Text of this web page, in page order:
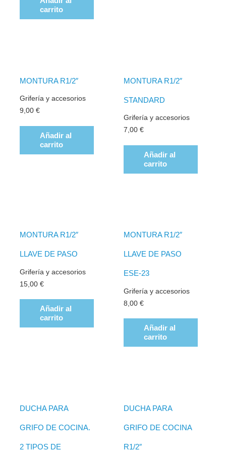
carrito
MONTURA R1/2″
Grifería y accesorios
9,00€
Añadir al
carrito
MONTURA R1/2″
STANDARD
Grifería y accesorios
7,00 €
Añadir al
carrito
MONTURA R1/2″
LLAVE DE PASO
Grifería y accesorios
15,00€
Añadir al
carrito
MONTURA R1/2″
LLAVE DE PASO
ESE-23
Grifería y accesorios
8,00 €
Añadir al
carrito
DUCHA PARA
GRIFO DE COCINA.
2 TIPOS DE
DUCHA PARA
GRIFO DE COCINA
R1/2″